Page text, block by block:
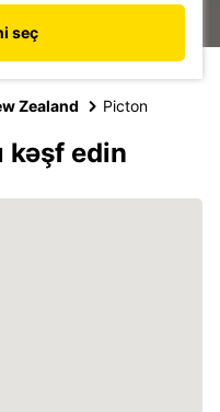
seç
Zealand Picton
kəşf edin